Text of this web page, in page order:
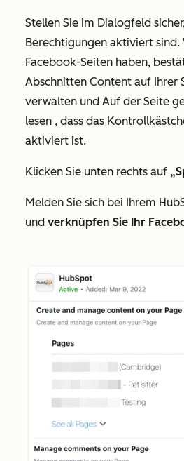
Stellen Sie im Dialogfeld
Berechtigungen aktiviert sind.
Facebook-Seiten haben,
Abschnitten Content auf Ihrer
verwalten und Auf der Seite
lesen , dass das
aktiviert ist.
Klicken Sie unten rechts auf
Melden Sie sich bei Ihrem
und verknüpfen Sie Ihr